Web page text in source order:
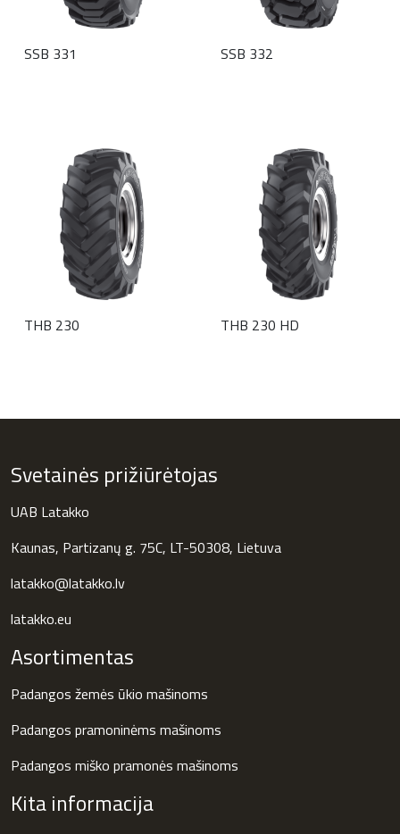
SSB 331 SSB 332
THB 230 THB 230 HD
Svetainės prižiūrėtojas
UAB Latakko
Kaunas, Partizanų g. 75C, LT-50308, Lietuva
latakko@latakko.lv
latakko.eu
Asortimentas
Padangos žemės ūkio mašinoms
Padangos pramoninėms mašinoms
Padangos miško pramonės mašinoms
Kita informacija